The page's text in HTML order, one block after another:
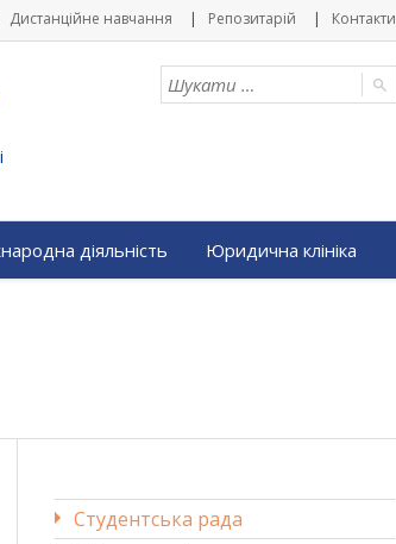
Дистанційне навчання Репозитарій Контакти
діяльність Юридична клініка
Студентська рада